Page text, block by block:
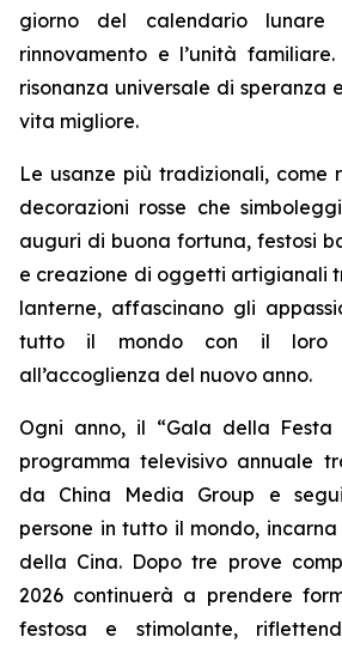
giorno del calendario lunare
rinnovamento e l’unità
risonanza universale di speranza
vita migliore.
Le usanze più tradizionali, come
decorazioni rosse che
auguri di buona fortuna, festosi
e creazione di oggetti artigianali
lanterne, affascinano gli
tutto il mondo con il loro
all’accoglienza del nuovo anno.
Ogni anno, il “Gala della Festa
programma televisivo annuale
da China Media Group e
persone in tutto il mondo,
della Cina. Dopo tre prove
2026 continuerà a prendere
festosa e stimolante,